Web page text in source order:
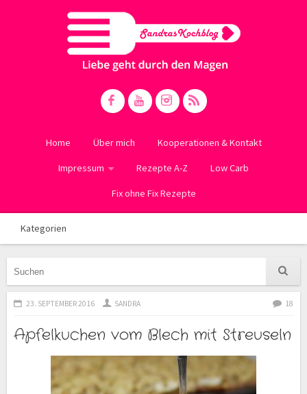
Home Über mich Kooperationen & Kontakt
Impressum Rezepte A-Z Low Carb
Fix ohne Fix Rezepte
Kategorien
23. SEPTEMBER 2016 SANDRA 18
Apfelkuchen vom Blech mit Streuseln